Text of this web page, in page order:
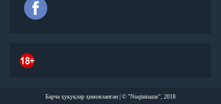
Барча ҳуқуқлар ҳимояланган | © "Nuqtainazar", 2018